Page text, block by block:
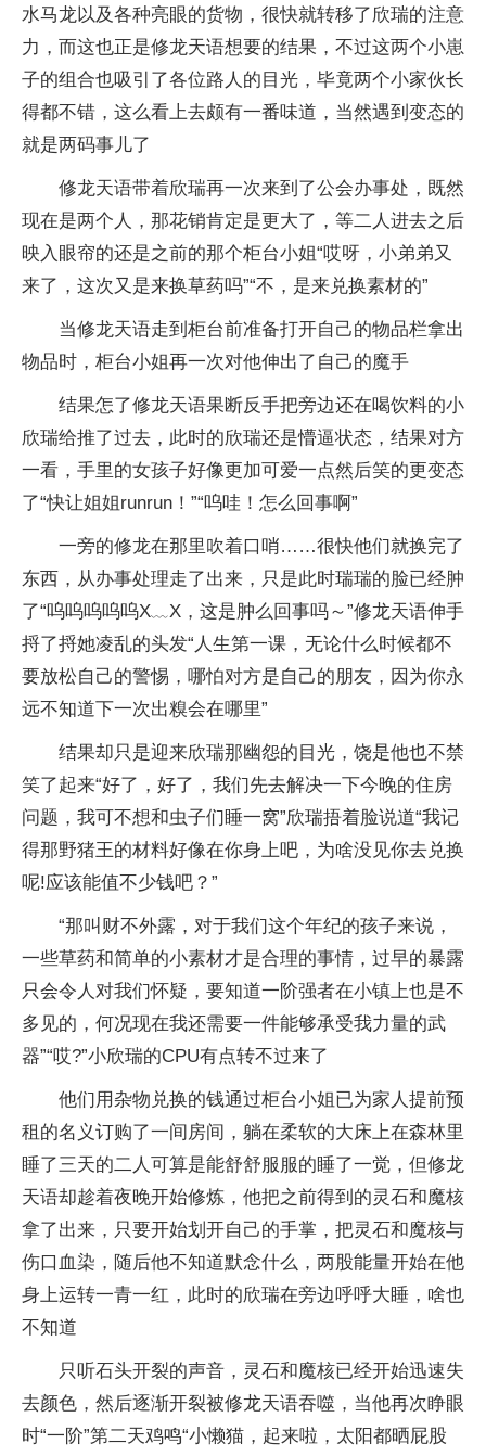
水马龙以及各种亮眼的货物，很快就转移了欣瑞的注意
力，而这也正是修龙天语想要的结果，不过这两个小崽
子的组合也吸引了各位路人的目光，毕竟两个小家伙长
得都不错，这么看上去颇有一番味道，当然遇到变态的
就是两码事儿了
修龙天语带着欣瑞再一次来到了公会办事处，既然
现在是两个人，那花销肯定是更大了，等二人进去之后
映入眼帘的还是之前的那个柜台小姐“哎呀，小弟弟又
来了，这次又是来换草药吗”“不，是来兑换素材的”
当修龙天语走到柜台前准备打开自己的物品栏拿出
物品时，柜台小姐再一次对他伸出了自己的魔手
结果怎了修龙天语果断反手把旁边还在喝饮料的小
欣瑞给推了过去，此时的欣瑞还是懵逼状态，结果对方
一看，手里的女孩子好像更加可爱一点然后笑的更变态
了“快让姐姐runrun！”“呜哇！怎么回事啊”
一旁的修龙在那里吹着口哨……很快他们就换完了
东西，从办事处理走了出来，只是此时瑞瑞的脸已经肿
了“呜呜呜呜呜X﹏X，这是肿么回事吗～”修龙天语伸手
捋了捋她凌乱的头发“人生第一课，无论什么时候都不
要放松自己的警惕，哪怕对方是自己的朋友，因为你永
远不知道下一次出糗会在哪里”
结果却只是迎来欣瑞那幽怨的目光，饶是他也不禁
笑了起来“好了，好了，我们先去解决一下今晚的住房
问题，我可不想和虫子们睡一窝”欣瑞捂着脸说道“我记
得那野猪王的材料好像在你身上吧，为啥没见你去兑换
呢!应该能值不少钱吧？”
“那叫财不外露，对于我们这个年纪的孩子来说，
一些草药和简单的小素材才是合理的事情，过早的暴露
只会令人对我们怀疑，要知道一阶强者在小镇上也是不
多见的，何况现在我还需要一件能够承受我力量的武
器”“哎?”小欣瑞的CPU有点转不过来了
他们用杂物兑换的钱通过柜台小姐已为家人提前预
租的名义订购了一间房间，躺在柔软的大床上在森林里
睡了三天的二人可算是能舒舒服服的睡了一觉，但修龙
天语却趁着夜晚开始修炼，他把之前得到的灵石和魔核
拿了出来，只要开始划开自己的手掌，把灵石和魔核与
伤口血染，随后他不知道默念什么，两股能量开始在他
身上运转一青一红，此时的欣瑞在旁边呼呼大睡，啥也
不知道
只听石头开裂的声音，灵石和魔核已经开始迅速失
去颜色，然后逐渐开裂被修龙天语吞噬，当他再次睁眼
时“一阶”第二天鸡鸣“小懒猫，起来啦，太阳都晒屁股